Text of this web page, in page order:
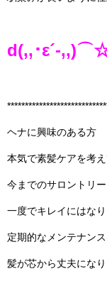
d(,,･ε´-
ヘナに興味のある方
本気で素髪ケアを考
今までのサロントリ
一度でキレイにはなり
定期的なメンテナン
髪が芯から丈夫にな